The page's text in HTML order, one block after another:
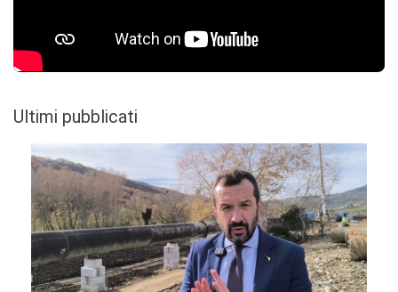
Ultimi pubblicati